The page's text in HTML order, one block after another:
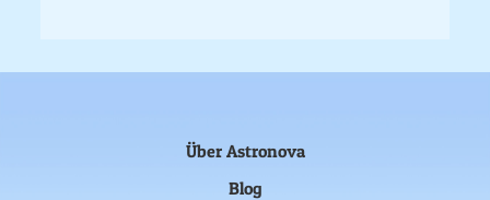
Über Astronova
Blog